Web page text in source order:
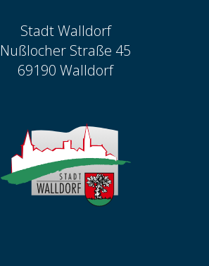
Stadt Walldorf
Nußlocher Straße 45
69190 Walldorf